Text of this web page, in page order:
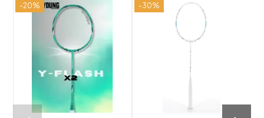
-20%
favorite_border
-30%